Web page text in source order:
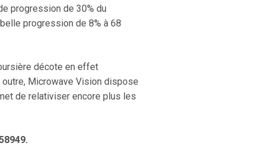
progression de 30% du
progression de 8% à 68
décote en effet
Microwave Vision dispose
de relativiser encore plus les